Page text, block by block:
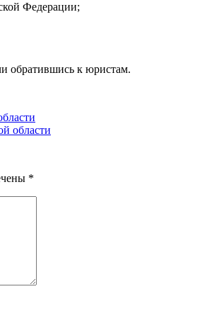
Федерации;
обратившись к юристам.
области
*